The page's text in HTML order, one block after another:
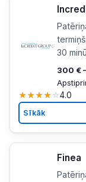
30
300 €
★★★★☆4.0
Sīkāk
Finea